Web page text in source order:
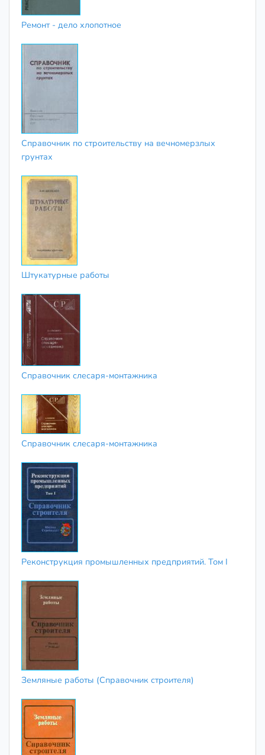
Ремонт - дело хлопотное
Справочник по строительству на вечномерзлых
грунтах
Штукатурные работы
Справочник слесаря-монтажника
Справочник слесаря-монтажника
Реконструкция промышленных предприятий. Том I
Земляные работы (Справочник строителя)